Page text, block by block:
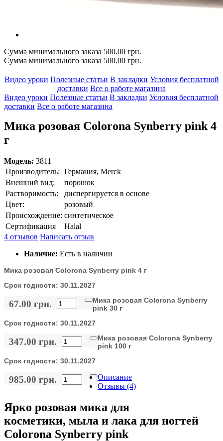
Сумма минимального заказа 500.00 грн.
Сумма минимального заказа 500.00 грн.
Видео уроки Полезные статьи В закладки Условия бесплатной
доставки Все о работе магазина
Видео уроки Полезные статьи В закладки Условия бесплатной
доставки Все о работе магазина
Мика розовая Colorona Synberry pink 4
г
Модель: 3811
Производитель: Германия, Merck
Внешний вид:
порошок
Растворимость:
диспергируется в основе
Цвет:
розовый
Происхождение: синтетическое
Сертификация
Halal
4 отзывов Написать отзыв
Наличие: Есть в наличии
Мика розовая Colorona Synberry pink 4 г
Срок годности: 30.11.2027
67.00 грн.
Мика розовая Colorona Synberry
pink 30 г
Срок годности: 30.11.2027
347.00 грн.
Мика розовая Colorona Synberry
pink 100 г
Срок годности: 30.11.2027
985.00 грн.
Описание
Отзывы (4)
Ярко розовая мика для
косметики, мыла и лака для ногтей
Colorona Synberry pink